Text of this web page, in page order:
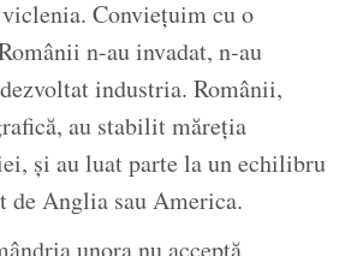
Conviețuim cu o
n-au invadat, n-au
industria. Românii,
au stabilit măreția
și au luat parte la un echilibru
Anglia sau America.